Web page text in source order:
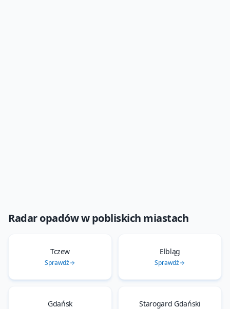
Radar opadóww pobliskich miastach
Tczew
Sprawdź
Elbląg
Sprawdź
Gdańsk Starogard Gdański